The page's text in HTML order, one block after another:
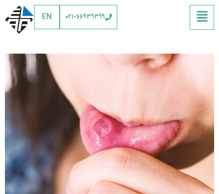
EN ۰۲۱-۶۶۹۳۹۳۹۹